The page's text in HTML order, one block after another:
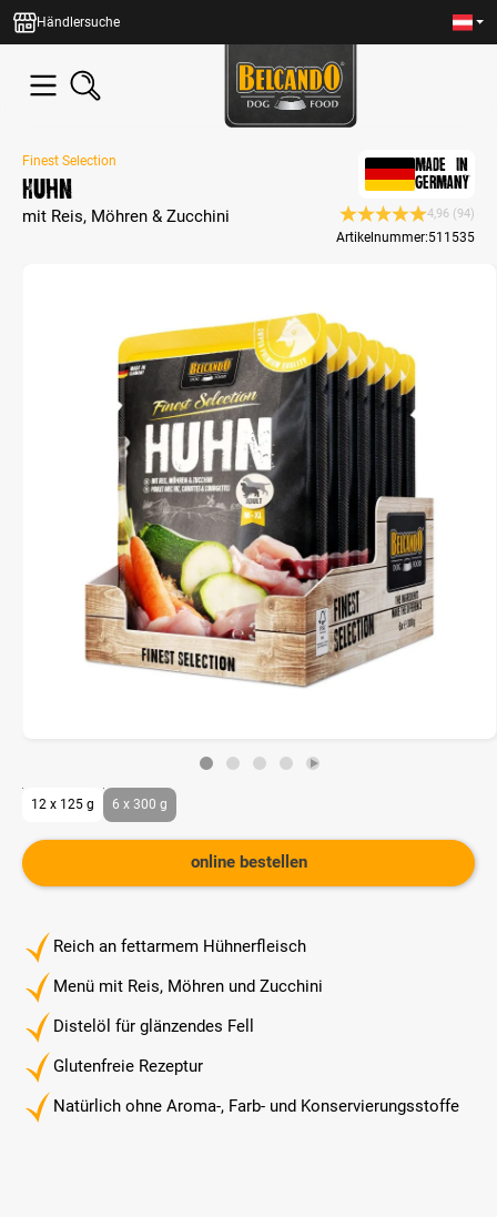
springen
Händlersuche
Finest Selection
Huhn
mit Reis, Möhren & Zucchini
MADE IN
GERMANY
Durchschnittliche
4,96 (94)
Artikelnummer:511535
Reich an fettarmem Hühnerfleisch
Menü mit Reis, Möhren und Zucchini
Distelöl für glänzendes Fell
Glutenfreie Rezeptur
Natürlich ohne Aroma-, Farb- und Konservierungsstoffe
12 x 125 g 6 x 300 g
online bestellen